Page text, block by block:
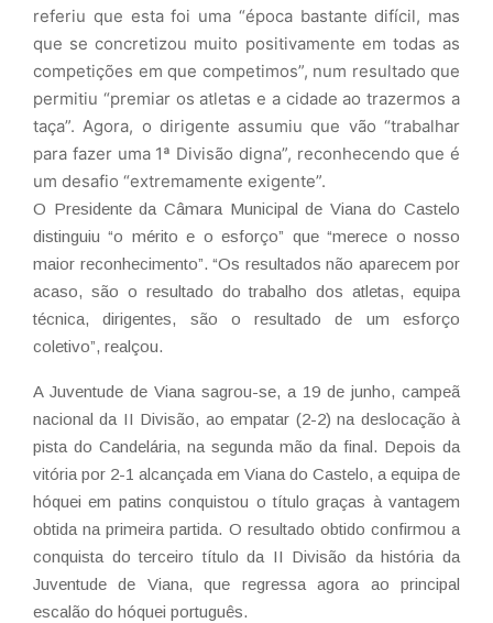
referiu que esta foi uma “época bastante difícil, mas
que se concretizou muito positivamente em todas as
competições em que competimos”, num resultado que
permitiu “premiar os atletas e a cidade ao trazermos a
taça”. Agora, o dirigente assumiu que vão “trabalhar
para fazer uma 1ª Divisão digna”, reconhecendo que é
um desafio “extremamente exigente”.
O Presidente da Câmara Municipal de Viana do Castelo
distinguiu “o mérito e o esforço” que “merece o nosso
maior reconhecimento”. “Os resultados não aparecem por
acaso, são o resultado do trabalho dos atletas, equipa
técnica, dirigentes, são o resultado de um esforço
coletivo”, realçou.
A Juventude de Viana sagrou-se, a 19 de junho, campeã
nacional da II Divisão, ao empatar (2-2) na deslocação à
pista do Candelária, na segunda mão da final. Depois da
vitória por 2-1 alcançada em Viana do Castelo, a equipa de
hóquei em patins conquistou o título graças à vantagem
obtida na primeira partida. O resultado obtido confirmou a
conquista do terceiro título da II Divisão da história da
Juventude de Viana, que regressa agora ao principal
escalão do hóquei português.